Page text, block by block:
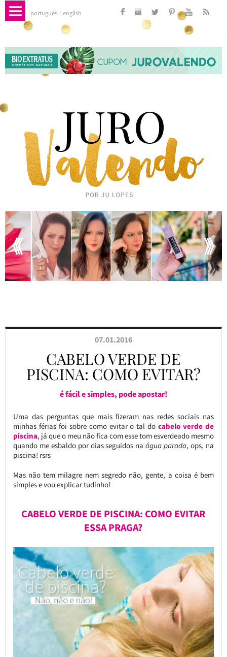
português english
07.01.2016
CABELO VERDE DE
PISCINA: COMO EVITAR?
é fácil e simples, pode apostar!
Uma das perguntas que mais fizeram nas redes sociais nas
minhas férias foi sobre como evitar o tal do cabelo verde de
piscina, já que o meu não fica com esse tom esverdeado mesmo
quando me esbaldo por dias seguidos naágua parada, ops, na
piscina! rsrs
Mas não tem milagre nem segredo não, gente, a coisa é bem
simples e vou explicar tudinho!
CABELO VERDE DE PISCINA: COMO EVITAR
ESSA PRAGA?